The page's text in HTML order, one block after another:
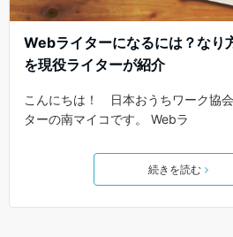
Webライターになるには？なり
を現役ライターが紹介
こんにちは！ 日本おうちワーク協
ターの南マイコです。 Webラ
続きを読む